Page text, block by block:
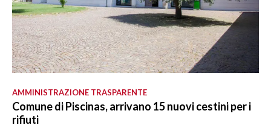
AMMINISTRAZIONE TRASPARENTE
Comune di Piscinas, arrivano 15 nuovi cestini per i
rifiuti